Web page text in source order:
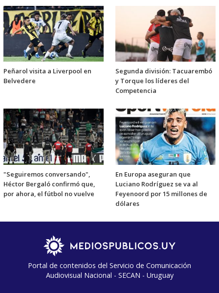
Peñarol visita a Liverpool en
Belvedere
Segunda división: Tacuarembó
y Torque los líderes del
Competencia
"Seguiremos conversando",
Héctor Bergaló confirmó que,
por ahora, el fútbol no vuelve
En Europa aseguran que
Luciano Rodríguez se va al
Feyenoord por 15 millones de
dólares
Portal de contenidos del Servicio de Comunicación
Audiovisual Nacional - SECAN - Uruguay